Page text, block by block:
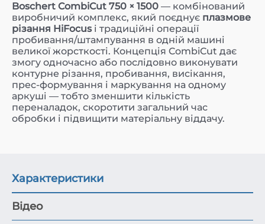
Boschert CombiCut 750 × 1500 — комбінований
виробничий комплекс, який поєднує плазмове
різання HiFocusі традиційні операції
пробивання/штампування в одній машині
великої жорсткості. Концепція CombiCut дає
змогу одночасно або послідовно виконувати
контурне різання, пробивання, висікання,
прес-формування і маркування на одному
аркуші — тобто зменшити кількість
переналадок, скоротити загальний час
обробки і підвищити матеріальну віддачу.
Характеристики
Відео